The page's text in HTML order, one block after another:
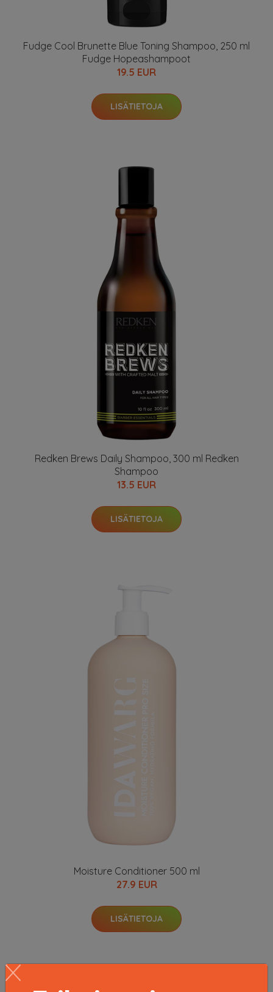
Fudge Cool Brunette Blue Toning Shampoo, 250 ml
Fudge Hopeashampoot
19.5 EUR
LISÄTIETOJA
Redken Brews Daily Shampoo, 300 ml Redken
Shampoo
13.5 EUR
LISÄTIETOJA
Moisture Conditioner 500 ml
27.9 EUR
LISÄTIETOJA